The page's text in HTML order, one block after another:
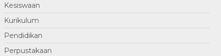
Kesiswaan
Kurikulum
Pendidikan
Perpustakaan